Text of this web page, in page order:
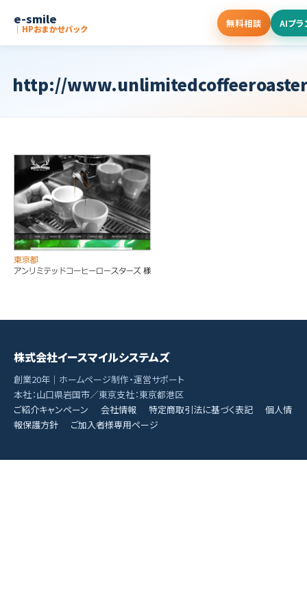
e-smile
｜HPおまかせパック 無料相談 AIプラ
http://
株式会社イースマイルシステムズ
創業20年｜ホームページ制作・運営サポート
本社：山口県岩国市／東京支社：東京都港区
ご紹介キャンペーン
会社情報 特定商取引法に基づく表記
個人情
報保護方針
ご加入者様専用ページ